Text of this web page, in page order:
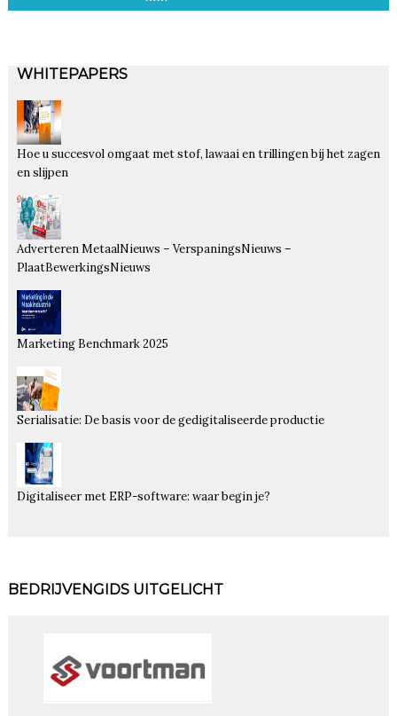
WHITEPAPERS
Hoe u succesvol omgaat met stof, lawaai en trillingen bij het zagen
en slijpen
Adverteren MetaalNieuws – VerspaningsNieuws –
PlaatBewerkingsNieuws
Marketing Benchmark 2025
Serialisatie: De basis voor de gedigitaliseerde productie
Digitaliseer met ERP-software: waar begin je?
BEDRIJVENGIDS UITGELICHT